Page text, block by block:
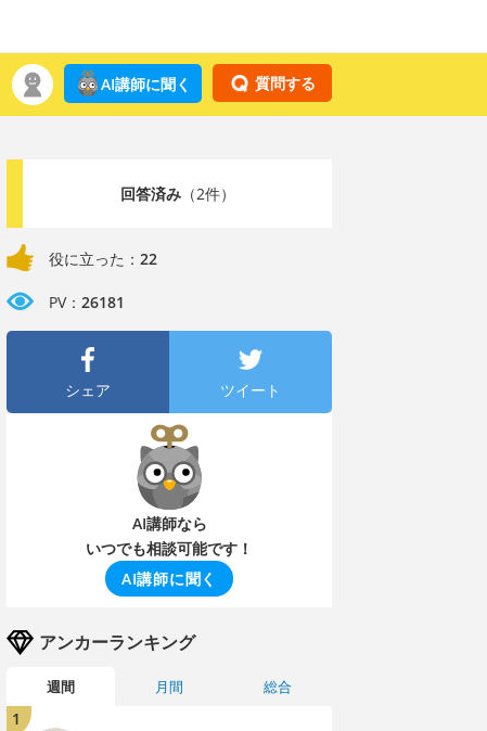
質問する
AI講師に聞く
回答済み（2件）
役に立った： 22
PV： 26181
シェア ツイート
AI講師なら
いつでも相談可能です！
AI講師に聞く
アンカーランキング
週間 月間 総合
1